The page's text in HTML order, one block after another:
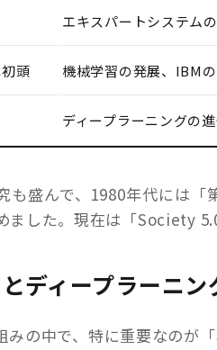
エキスパートシステム
頭 機械学習の発展、IBM
ディープラーニングの
も盛んで、1980年代には
ました。現在は「Society
ディープラーニン
みの中で、特に重要なのが